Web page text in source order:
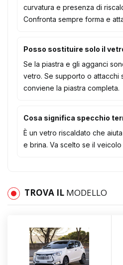
curvatura e presenza di
Confronta sempre forma e
Posso sostituire solo il
Se la piastra e gli agganci
vetro. Se supporto o attacchi
conviene la piastra completa.
Cosa significa specchio
È un vetro riscaldato che
e brina. Va scelto se il
TROVA IL MODELLO